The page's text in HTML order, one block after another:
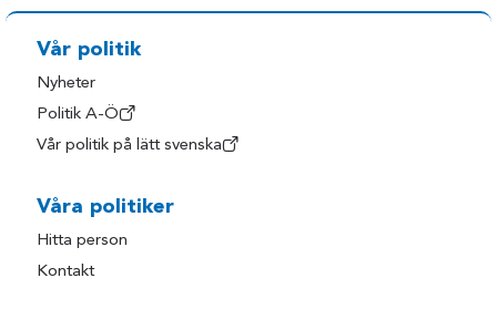
Vår politik
Nyheter
Politik A-Ö
Vår politik på lätt svenska
Våra politiker
Hitta person
Kontakt